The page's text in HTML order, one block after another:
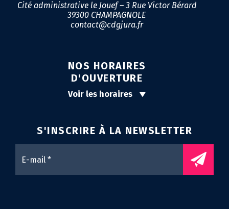
Cité administrative le Jouef – 3 Rue Victor Bérard
39300 CHAMPAGNOLE
contact@cdgjura.fr
NOS HORAIRES
D'OUVERTURE
Voir les horaires
S'INSCRIRE À LA NEWSLETTER